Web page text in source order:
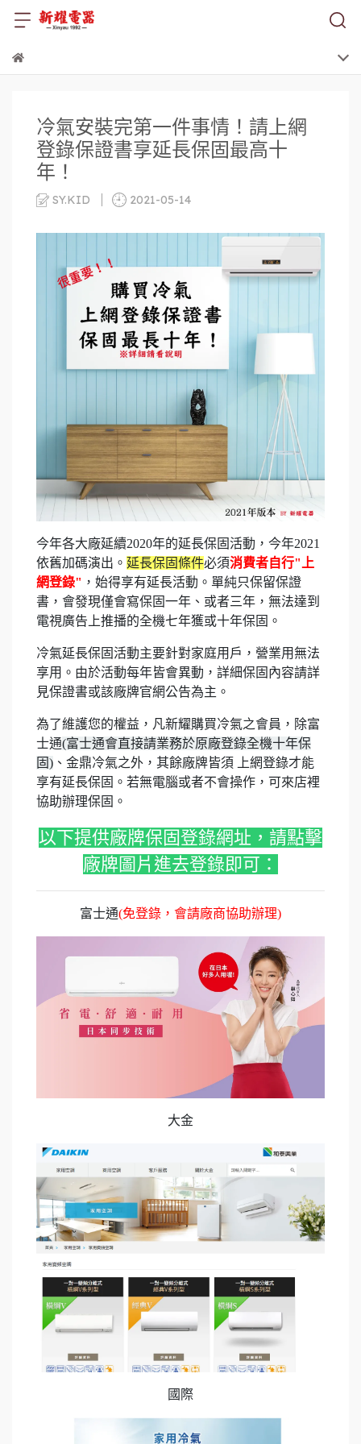
冷氣安裝完第一件事情！請上網
登錄保證書享延長保固最高十
年！
SY.KID 2021-05-14
今年各大廠延續2020年的延長保固活動，今年2021
依舊加碼演出。 延長保固條件必須消費者自行"上
網登錄" ，始得享有延長活動。單純只保留保證
書，會發現僅會寫保固一年、或者三年，無法達到
電視廣告上推播的全機七年獲或十年保固。
冷氣延長保固活動主要針對家庭用戶，營業用無法
享用。由於活動每年皆會異動，詳細保固內容請詳
見保證書或該廠牌官網公告為主。
為了維護您的權益，凡新耀購買冷氣之會員，除富
士通(富士通會直接請業務於原廠登錄全機十年保
固) 、金鼎冷氣之外 ，其餘廠牌皆須 上網登錄才能
享有延長保固。若無電腦或者不會操作，可來店裡
協助辦理保固。
以下提供廠牌保固登錄網址，請點擊
廠牌圖片進去登錄即可：
富士通(免登錄，會請廠商協助辦理)
大金
國際